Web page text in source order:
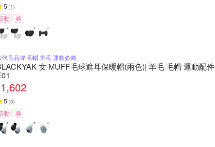
5 (1)
動 券
代言品牌 毛帽 羊毛 運動必備
女 MUFF毛球遮耳保暖帽(兩色)| 羊毛 毛帽 運動配
1,602
5 (3)
動 券